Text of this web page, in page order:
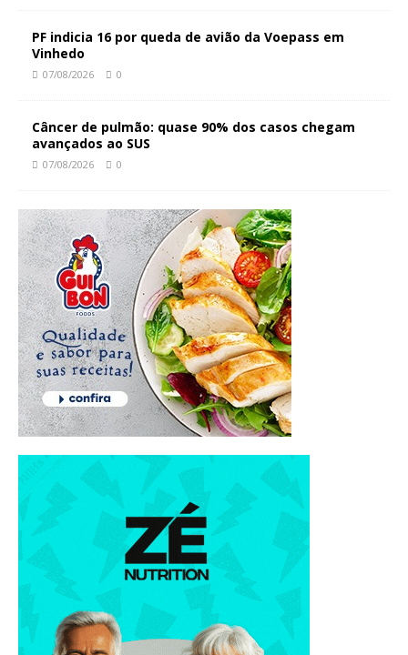
PF indicia 16 por queda de avião da Voepass em
Vinhedo
07/08/2026 0
Câncer de pulmão: quase 90% dos casos chegam
avançados ao SUS
07/08/2026 0